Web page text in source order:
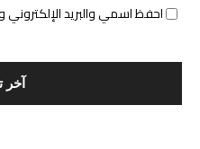
احفظ اسمي والبريد